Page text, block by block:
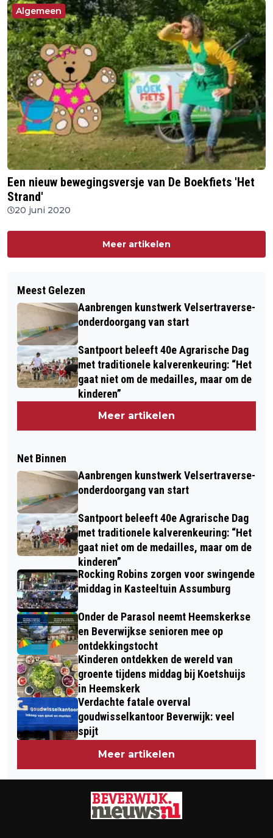
Algemeen
Een nieuw bewegingsversje van De Boekfiets 'Het
Strand'
20 juni 2020
Meer artikelen
Meest Gelezen
Aanbrengen kunstwerk Velsertraverse-
onderdoorgang van start
Santpoort beleeft 40e Agrarische Dag
met traditionele kalverenkeuring: “Het
gaat niet om de medailles, maar om de
kinderen”
Meer artikelen
Net Binnen
Aanbrengen kunstwerk Velsertraverse-
onderdoorgang van start
Santpoort beleeft 40e Agrarische Dag
met traditionele kalverenkeuring: “Het
gaat niet om de medailles, maar om de
kinderen”
Rocking Robins zorgen voor swingende
middag in Kasteeltuin Assumburg
Onder de Parasol neemt Heemskerkse
en Beverwijkse senioren mee op
ontdekkingstocht
Kinderen ontdekken de wereld van
groente tijdens middag bij Koetshuijs
in Heemskerk
Verdachte fatale overval
goudwisselkantoor Beverwijk: veel
spijt
Meer artikelen